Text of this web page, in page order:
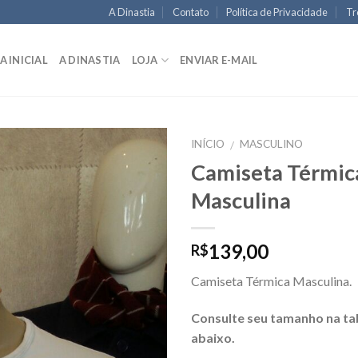
A Dinastia Contato Política de Privacidade
INICIAL A DINASTIA LOJA ENVIAR E-MAIL
INÍCIO / MASCULINO
Camiseta
Masculina
R$139,00
Camiseta Térmica Masculina.
Consulte seu tamanho na
abaixo.